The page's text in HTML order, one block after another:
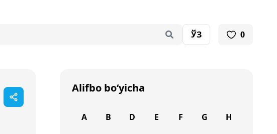
ЎЗ 0
Alifbo bo‘yicha
A B D E F G H